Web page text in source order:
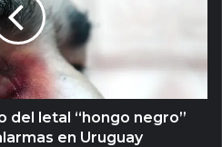
del letal “hongo negro”
en Uruguay